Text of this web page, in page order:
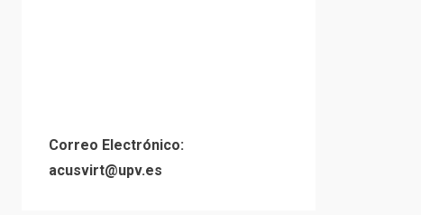
Correo Electrónico:
acusvirt@upv.es